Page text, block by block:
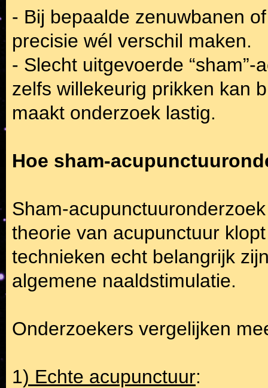
- Bij bepaalde zenuwbanen
precisie wél verschil maken.
- Slecht uitgevoerde
zelfs willekeurig prikken kan
maakt onderzoek lastig.
Hoe sham-
Sham-
theorie van acupunctuur
technieken echt belangrijk
algemene naaldstimulatie.
Onderzoekers vergelijken
1) Echte acupunctuur: